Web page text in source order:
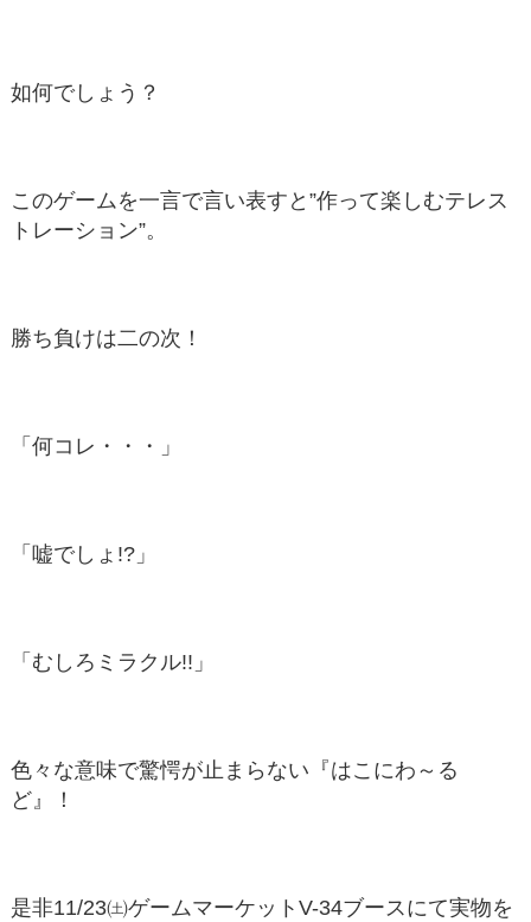
如何でしょう？
このゲームを一言で言い表すと”作って楽しむテレス
トレーション”。
勝ち負けは二の次！
「何コレ・・・」
「嘘でしょ!?」
「むしろミラクル!!」
色々な意味で驚愕が止まらない『はこにわ～る
ど』！
是非11/23㈯ゲームマーケットV-34ブースにて実物を